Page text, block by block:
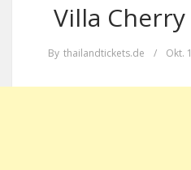
Villa
By thailandtickets.de / Okt.